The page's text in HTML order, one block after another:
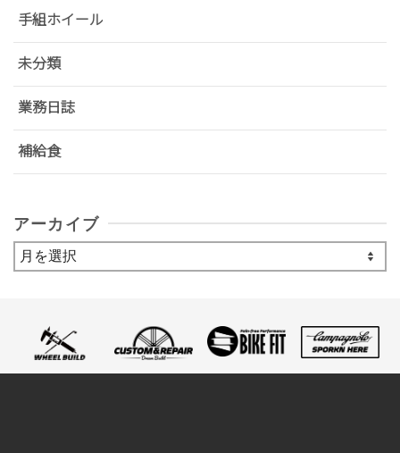
手組ホイール
未分類
業務日誌
補給食
アーカイブ
ア
ー